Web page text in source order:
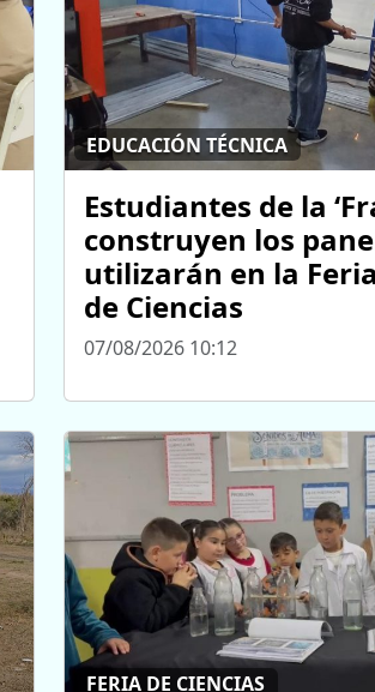
EDUCACIÓN TÉCNICA
Estudiantes de la
construyen los
utilizarán en la
de Ciencias
07/08/2026 10:12
FERIA DE CIENCIAS